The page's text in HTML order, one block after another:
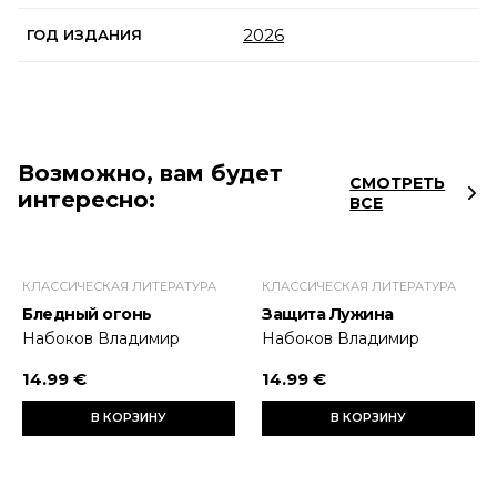
ГОД ИЗДАНИЯ 2026
Возможно, вам будет
интересно:
СМОТРЕТЬ
ВСЕ
КЛАССИЧЕСКАЯ ЛИТЕРАТУРА
Бледный огонь
Набоков Владимир
14.99 €
В КОРЗИНУ
КЛАССИЧЕСКАЯ ЛИТЕРАТУРА
Защита Лужина
Набоков Владимир
14.99 €
В КОРЗИНУ